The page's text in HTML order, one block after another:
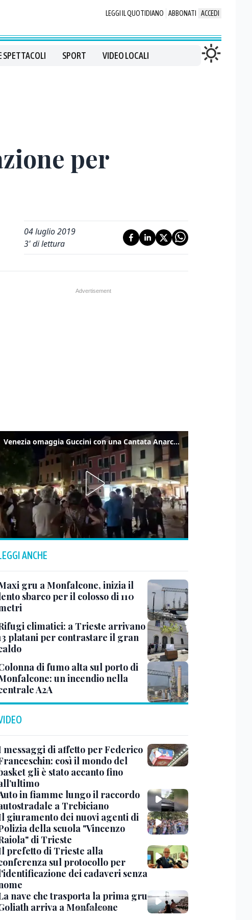
LEGGI IL QUOTIDIANO ABBONATI ACCEDI
SPETTACOLI SPORT VIDEO LOCALI
per
04 luglio 2019
3' di lettura
Venezia omaggia Guccini con una Cantata Anarchica in campo Santa Margherita
ANCHE
gru a Monfalcone, inizia il
sbarco per il colosso di 110
climatici: a Trieste arrivano
platani per contrastare il gran
di fumo alta sul porto di
un incendio nella
A2A
messaggi di affetto per Federico
così il mondo del
gli è stato accanto fino
in fiamme lungo il raccordo
a Trebiciano
giuramento dei nuovi agenti di
della scuola "Vincenzo
di Trieste
prefetto di Trieste alla
sul protocollo per
dei cadaveri senza
nave che trasporta la prima gru
arriva a Monfalcone